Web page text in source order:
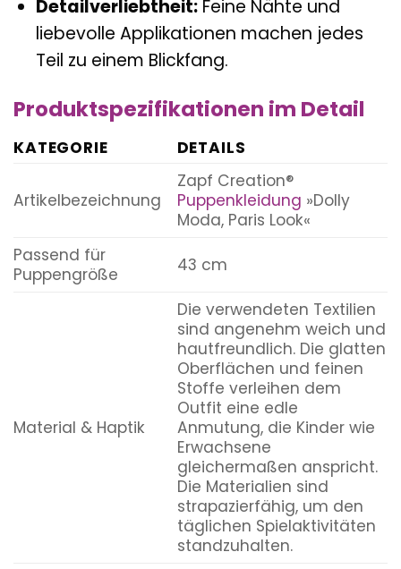
Detailverliebtheit:Feine Nähte und
liebevolle Applikationen machen jedes
Teil zu einem Blickfang.
Produktspezifikationen im Detail
KATEGORIE DETAILS
Artikelbezeichnung
Zapf Creation®
Puppenkleidung »Dolly
Moda, Paris Look«
Passend für
Puppengröße
43 cm
Material & Haptik
Die verwendeten Textilien
sind angenehm weich und
hautfreundlich. Die glatten
Oberflächen und feinen
Stoffe verleihen dem
Outfit eine edle
Anmutung, die Kinder wie
Erwachsene
gleichermaßen anspricht.
Die Materialien sind
strapazierfähig, um den
täglichen Spielaktivitäten
standzuhalten.